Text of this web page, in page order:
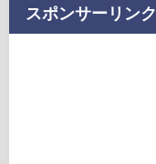
スポンサーリンク